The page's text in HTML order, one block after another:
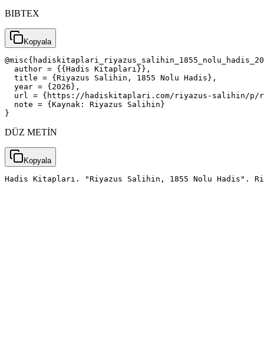
BIBTEX
Kopyala
  author = {{Hadis Kitapları}},
  title = {Riyazus Salihin, 1855 Nolu Hadis},
  year = {2026},
url = {https://hadiskitaplari.com/riyazus-salihin/
  note = {Kaynak: Riyazus Salihin}
}
DÜZ METİN
Kopyala
Hadis Kitapları. "Riyazus Salihin, 1855 Nolu Hadis".